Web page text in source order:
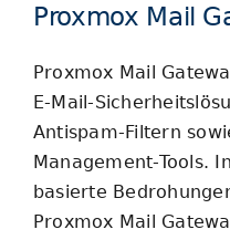
Proxmox Mail
Proxmox Mail
E-Mail-
Antispam-Filtern
Management-Tools.
basierte
Proxmox Mail